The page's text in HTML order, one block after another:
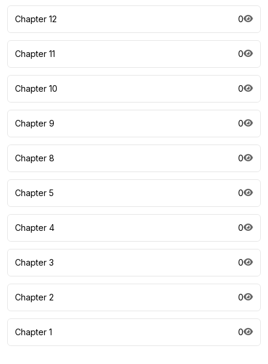
Chapter 12 0
Chapter 11 0
Chapter 10 0
Chapter 9 0
Chapter 8 0
Chapter 5 0
Chapter 4 0
Chapter 3 0
Chapter 2 0
Chapter 1 0